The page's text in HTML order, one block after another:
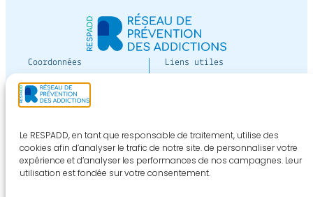
Le RESPADD, en tant que responsable de traitement, utilise des
cookies afin d’analyser le trafic de notre site. de personnaliser votre
expérience et d’analyser les performances de nos campagnes. Leur
utilisation est fondée sur votre consentement.
Coordonnées
12 av Paul-Vaillant-
Couturier
bâtiment Jean Moreau
94800 VILLEJUIF
Téléphone :01 40 44 50
Liens utiles
Nous contacter
S'inscrire aux
newsletters